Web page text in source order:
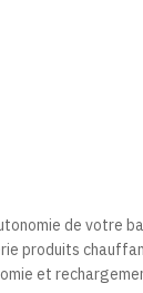
de votre
produits
et